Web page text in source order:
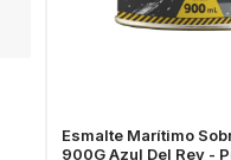
Esmalte Marítimo
900G Azul Del Rey -